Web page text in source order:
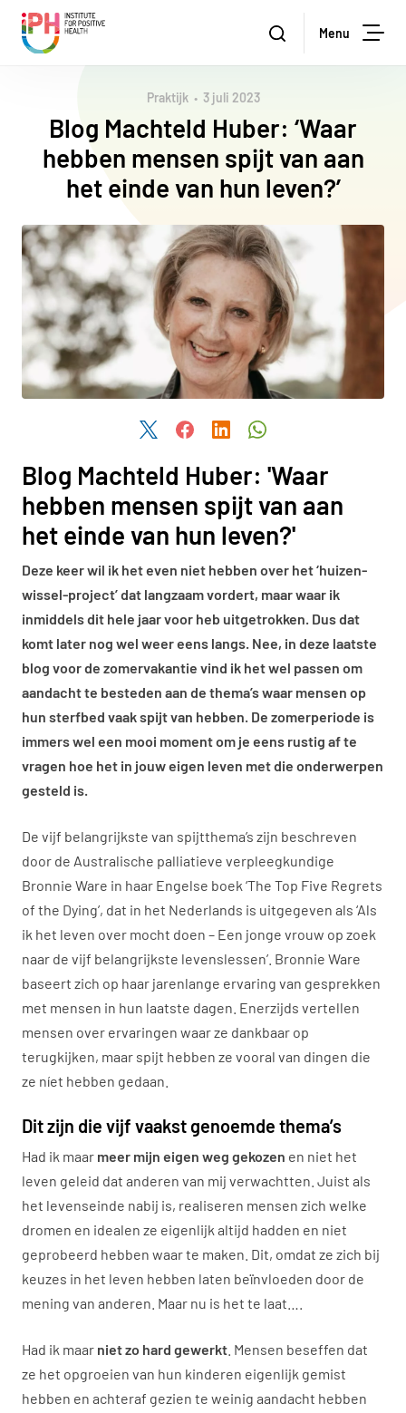
Institute for Positive Health Zoeken
Menu
Praktijk 3 juli 2023
Blog Machteld Huber: ‘Waar
hebben mensen spijt van aan
het einde van hun leven?’
Deel dit artikel via Twitter
Deel dit artikel via Facebook
Deel dit artikel via LinkedIn
Blog Machteld Huber: 'Waar
hebben mensen spijt van aan
het einde van hun leven?'
Deze keer wil ik het even niet hebben over het ‘huizen-
wissel-project’ dat langzaam vordert, maar waar ik
inmiddels dit hele jaar voor heb uitgetrokken. Dus dat
komt later nog wel weer eens langs. Nee, in deze laatste
blog voor de zomervakantie vind ik het wel passen om
aandacht te besteden aan de thema’s waar mensen op
hun sterfbed vaak spijt van hebben. De zomerperiode is
immers wel een mooi moment om je eens rustig af te
vragen hoe het in jouw eigen leven met die onderwerpen
gesteld is.
De vijf belangrijkste van spijtthema’s zijn beschreven
door de Australische palliatieve verpleegkundige
Bronnie Ware in haar Engelse boek ‘The Top Five Regrets
of the Dying’, dat in het Nederlands is uitgegeven als ‘Als
ik het leven over mocht doen – Een jonge vrouw op zoek
naar de vijf belangrijkste levenslessen’. Bronnie Ware
baseert zich op haar jarenlange ervaring van gesprekken
met mensen in hun laatste dagen. Enerzijds vertellen
mensen over ervaringen waar ze dankbaar op
terugkijken, maar spijt hebben ze vooral van dingen die
ze níet hebben gedaan.
Dit zijn die vijf vaakst genoemde thema’s
Had ik maar meer mijn eigen weg gekozen en niet het
leven geleid dat anderen van mij verwachtten. Juist als
het levenseinde nabij is, realiseren mensen zich welke
dromen en idealen ze eigenlijk altijd hadden en niet
geprobeerd hebben waar te maken. Dit, omdat ze zich bij
keuzes in het leven hebben laten beïnvloeden door de
mening van anderen. Maar nu is het te laat….
Had ik maar niet zo hard gewerkt . Mensen beseffen dat
ze het opgroeien van hun kinderen eigenlijk gemist
hebben en achteraf gezien te weinig aandacht hebben